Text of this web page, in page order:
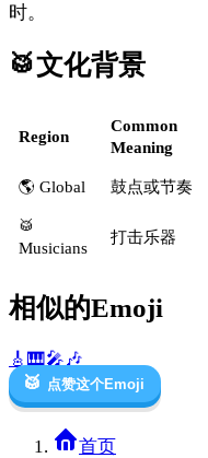
时。
🥁文化背景
Region
Common
Meaning
🌎 Global 鼓点或节奏
🥁
Musicians
打击乐器
相似的Emoji
🎸 🎹🎤🎶
🥁 点赞这个Emoji
首页